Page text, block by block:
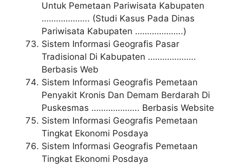
Untuk Pemetaan Pariwisata Kabupaten
……………….. (Studi Kasus Pada Dinas
Pariwisata Kabupaten ………………..)
Sistem Informasi Geografis Pasar
Tradisional Di Kabupaten ………………..
Berbasis Web
Sistem Informasi Geografis Pemetaan
Penyakit Kronis Dan Demam Berdarah Di
Puskesmas ……………….. Berbasis Website
Sistem Informasi Geografis Pemetaan
Tingkat Ekonomi Posdaya
Sistem Informasi Geografis Pemetaan
Tingkat Ekonomi Posdaya